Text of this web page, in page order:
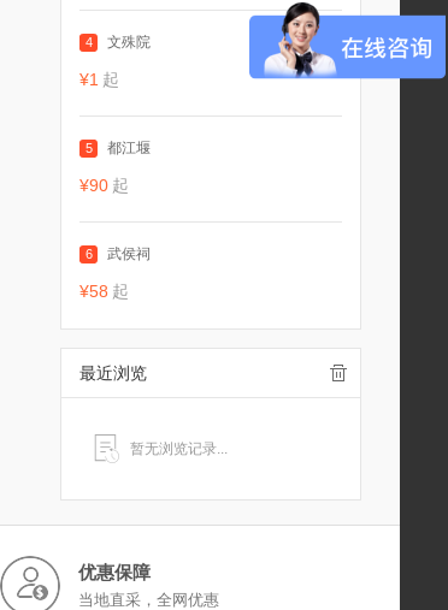
4 文殊院
¥1 起
5 都江堰
¥90 起
6 武侯祠
¥58 起
最近浏览
暂无浏览记录...
优惠保障
当地直采，全网优惠